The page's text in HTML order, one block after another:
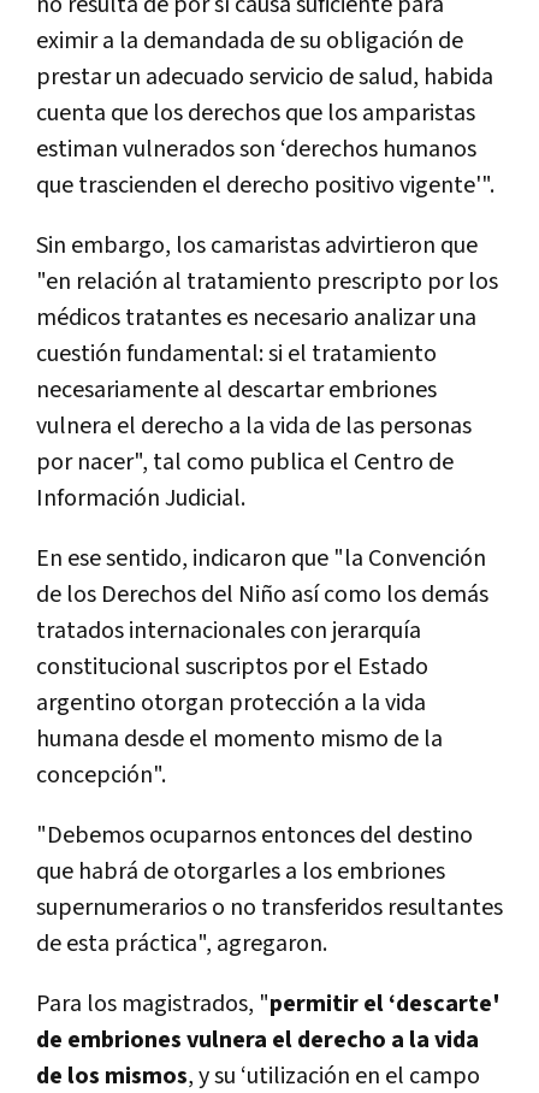
eximir a la demandada de su obligación de
prestar un adecuado servicio de salud, habida
cuenta que los derechos que los amparistas
estiman vulnerados son ‘derechos humanos
que trascienden el derecho positivo vigente'".
Sin embargo, los camaristas advirtieron que
"en relación al tratamiento prescripto por los
médicos tratantes es necesario analizar una
cuestión fundamental: si el tratamiento
necesariamente al descartar embriones
vulnera el derecho a la vida de las personas
por nacer", tal como publica el Centro de
Información Judicial.
En ese sentido, indicaron que "la Convención
de los Derechos del Niño así como los demás
tratados internacionales con jerarquía
constitucional suscriptos por el Estado
argentino otorgan protección a la vida
humana desde el momento mismo de la
concepción".
"Debemos ocuparnos entonces del destino
que habrá de otorgarles a los embriones
supernumerarios o no transferidos resultantes
de esta práctica", agregaron.
Para los magistrados, "permitir el ‘descarte'
de embriones vulnera el derecho a la vida
de los mismos, y su ‘utilización en el campo